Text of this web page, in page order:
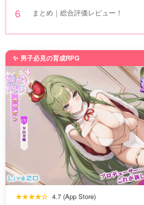
まとめ｜総合評価レビュー！
✨ 男子必見の育成RPG
★★★★☆ 4.7 (App Store)